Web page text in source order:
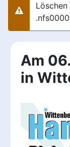
Warnung
Am
in